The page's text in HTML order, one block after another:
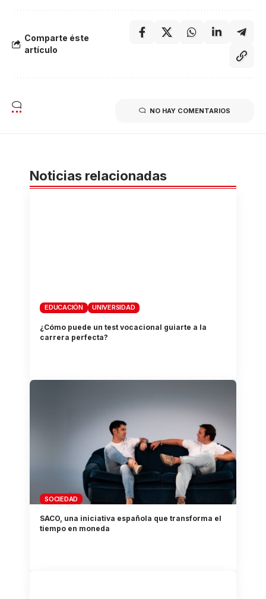
Comparte éste
artículo
NO HAY COMENTARIOS
Noticias relacionadas
EDUCACIÓN UNIVERSIDAD
¿Cómo puede un test vocacional guiarte a la
carrera perfecta?
SOCIEDAD
SACO, una iniciativa española que transforma el
tiempo en moneda